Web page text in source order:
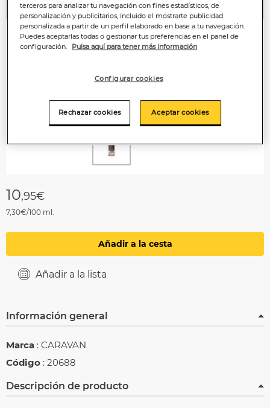
Anterior
10,95€
7,30€/100 ml.
Añadir a la cesta
Añadir a la lista
Información general
Marca : CARAVAN
Código : 20688
Descripción de producto
terceros para analizar tu navegación con fines estadísticos, de
personalización y publicitarios, incluido el mostrarte publicidad
personalizada a partir de un perfil elaborado en base a tu navegación.
Puedes aceptarlas todas o gestionar tus preferencias en el panel de
configuración.
Pulsa aquí para tener más información
Configurar cookies
Rechazar cookies Aceptar cookies